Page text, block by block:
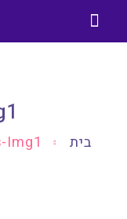
בית Img1